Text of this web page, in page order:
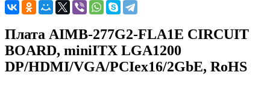
Плата AIMB-277G2-FLA1E CIRCUIT
BOARD, miniITX LGA1200
DP/HDMI/VGA/PCIex16/2GbE, RoHS